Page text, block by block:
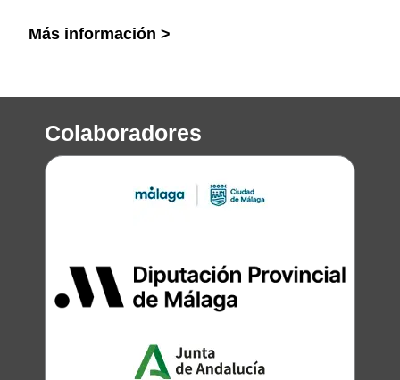
Más información >
Colaboradores